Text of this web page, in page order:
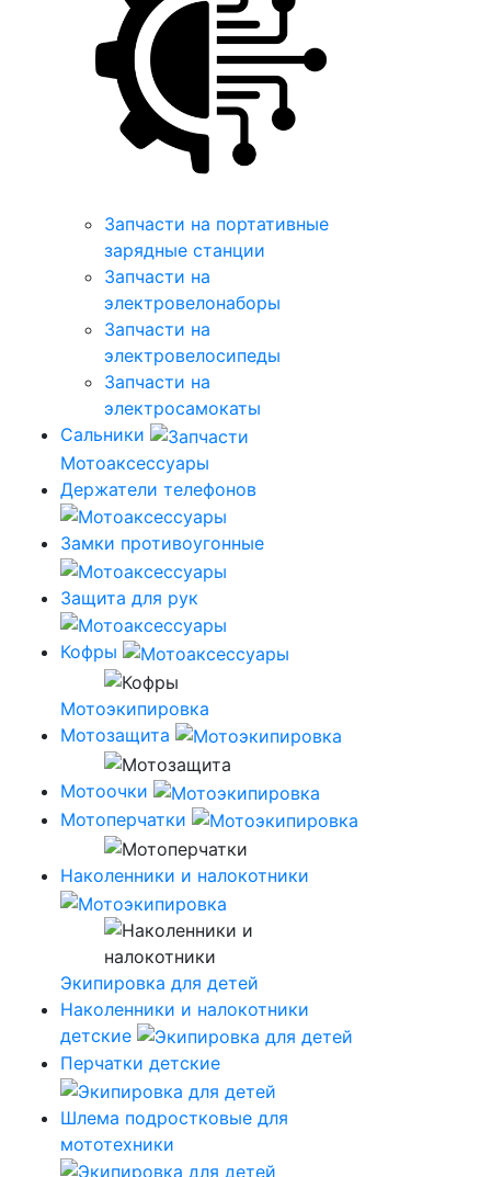
Запчасти на портативные
зарядные станции
Запчасти на
электровелонаборы
Запчасти на
электровелосипеды
Запчасти на
электросамокаты
Сальники
Мотоаксессуары
Держатели телефонов
Замки противоугонные
Защита для рук
Кофры
Мотоэкипировка
Мотозащита
Мотоочки
Мотоперчатки
Наколенники и налокотники
Экипировка для детей
Наколенники и налокотники
детские
Перчатки детские
Шлема подростковые для
мототехники